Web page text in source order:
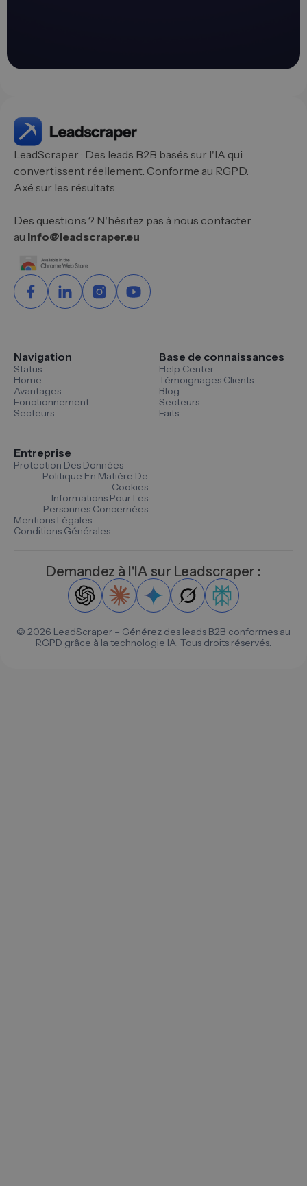
LeadScraper : Des leads B2B basés sur l'IA qui
convertissent réellement. Conforme au RGPD.
Axé sur les résultats.
Des questions ? N'hésitez pas à nous contacter
au info@leadscraper.eu
Navigation
Status
Home
Avantages
Fonctionnement
Secteurs
Base de connaissances
Help Center
Témoignages Clients
Blog
Secteurs
Faits
Entreprise
Protection Des Données
Politique En Matière De
Cookies
Informations Pour Les
Personnes Concernées
Mentions Légales
Conditions Générales
Demandez à l'IA sur Leadscraper :
© 2026 LeadScraper – Générez des leads B2B conformes au
RGPD grâce à la technologie IA. Tous droits réservés.